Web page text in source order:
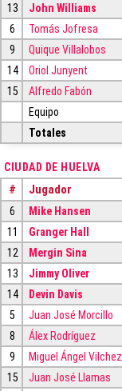
13
John Williams
6
Tomás Jofresa
9
Quique Villalobos
14
Oriol Junyent
15
Alfredo Fabón
Equipo
Totales
CIUDAD DE HUELVA
# Jugador
6 Mike Hansen
11
Granger Hall
12
Mergin Sina
13
Jimmy Oliver
14
Devin Davis
5
Juan José Morcillo
8
Álex Rodríguez
9
Miguel Ángel Vilchez
15
Juan José Llamas